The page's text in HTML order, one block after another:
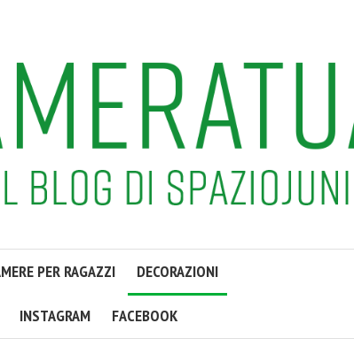
PER RAGAZZI DECORAZIONI
INSTAGRAM FACEBOOK